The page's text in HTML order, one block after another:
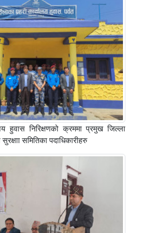
हुवास निरिक्षणको क्रममा प्रमुख जिल्ला
समितिका पदाधिकारीहरु